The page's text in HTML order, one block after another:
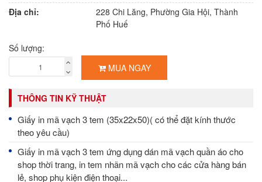
Địa chỉ:
228 Chi Lăng, Phường Gia Hội, Thành
Phố Huế
Số lượng:
MUA NGAY
THÔNG TIN KỸ THUẬT
Giấy in mã vạch 3 tem (35x22x50)( có thể đặt kính thước
theo yêu cầu)
Giấy in mã vạch 3 tem ứng dụng dán mã vạch quần áo cho
shop thời trang, in tem nhãn mã vạch cho các cửa hàng bán
lẻ, shop phụ kiện điện thoại...